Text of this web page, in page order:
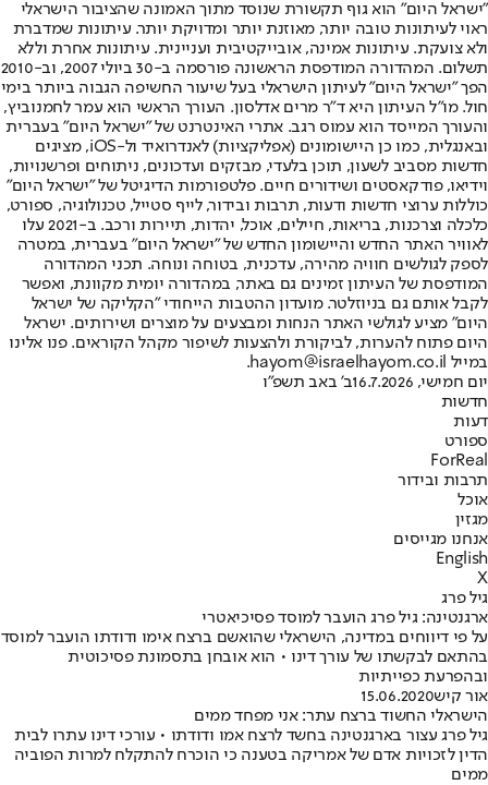
"ישראל היום" הוא גוף תקשורת שנוסד מתוך האמונה שהציבור הישראלי
ראוי לעיתונות טובה יותר, מאוזנת יותר ומדויקת יותר. עיתונות שמדברת
ולא צועקת. עיתונות אמינה, אובייקטיבית ועניינית. עיתונות אחרת וללא
תשלום. המהדורה המודפסת הראשונה פורסמה ב-30 ביולי 2007, וב-2010
הפך "ישראל היום" לעיתון הישראלי בעל שיעור החשיפה הגבוה ביותר בימי
חול. מו"ל העיתון היא ד"ר מרים אדלסון. העורך הראשי הוא עמר לחמנוביץ,
והעורך המייסד הוא עמוס רגב. אתרי האינטרנט של "ישראל היום" בעברית
ובאנגלית, כמו כן היישומונים (אפליקציות) לאנדרואיד ול-iOS, מציגים
חדשות מסביב לשעון, תוכן בלעדי, מבזקים ועדכונים, ניתוחים ופרשנויות,
וידיאו, פודקאסטים ושידורים חיים. פלטפורמות הדיגיטל של "ישראל היום"
כוללות ערוצי חדשות ודעות, תרבות ובידור, לייף סטייל, טכנולוגיה, ספורט,
כלכלה וצרכנות, בריאות, חיילים, אוכל, יהדות, תיירות ורכב. ב-2021 עלו
לאוויר האתר החדש והיישומון החדש של "ישראל היום" בעברית, במטרה
לספק לגולשים חוויה מהירה, עדכנית, בטוחה ונוחה. תכני המהדורה
המודפסת של העיתון זמינים גם באתר, במהדורה יומית מקוונת, ואפשר
לקבל אותם גם בניוזלטר. מועדון ההטבות הייחודי "הקליקה של ישראל
היום" מציע לגולשי האתר הנחות ומבצעים על מוצרים ושירותים. ישראל
היום פתוח להערות, לביקורת ולהצעות לשיפור מקהל הקוראים. פנו אלינו
במייל hayom@israelhayom.co.il.
יום חמישי, 16.7.2026
ב' באב תשפ"ו
חדשות
דעות
ספורט
ForReal
תרבות ובידור
אוכל
מגזין
אנחנו מגייסים
English
X
גיל פרג
ארגנטינה: גיל פרג הועבר למוסד פסיכיאטרי
על פי דיווחים במדינה, הישראלי שהואשם ברצח אימו ודודתו הועבר למוסד
בהתאם לבקשתו של עורך דינו • הוא אובחן בתסמונת פסיכוטית
ובהפרעת כפייתיות
אור קיש15.06.2020
הישראלי החשוד ברצח עתר: אני מפחד ממים
גיל פרג עצור בארגנטינה בחשד לרצח אמו ודודתו • עורכי דינו עתרו לבית
הדין לזכויות אדם של אמריקה בטענה כי הוכרח להתקלח למרות הפוביה
ממים